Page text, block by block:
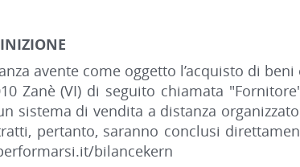
avente come oggetto l’acquisto di
Zanè (VI) di seguito chiamata
sistema di vendita a distanza
pertanto, saranno conclusi
bilancekern